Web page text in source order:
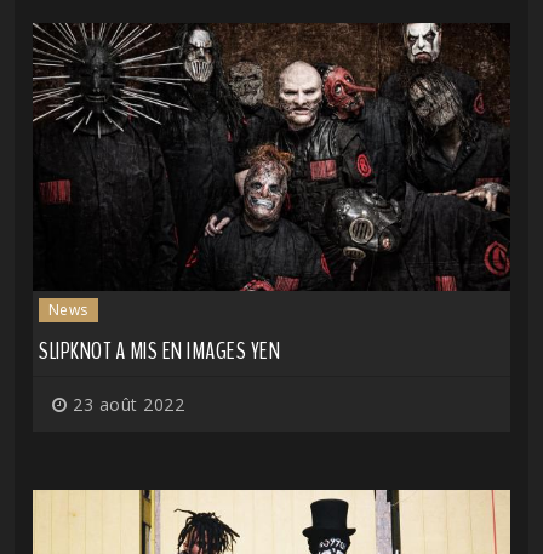
News
SLIPKNOT A MIS EN IMAGES YEN
23 août 2022